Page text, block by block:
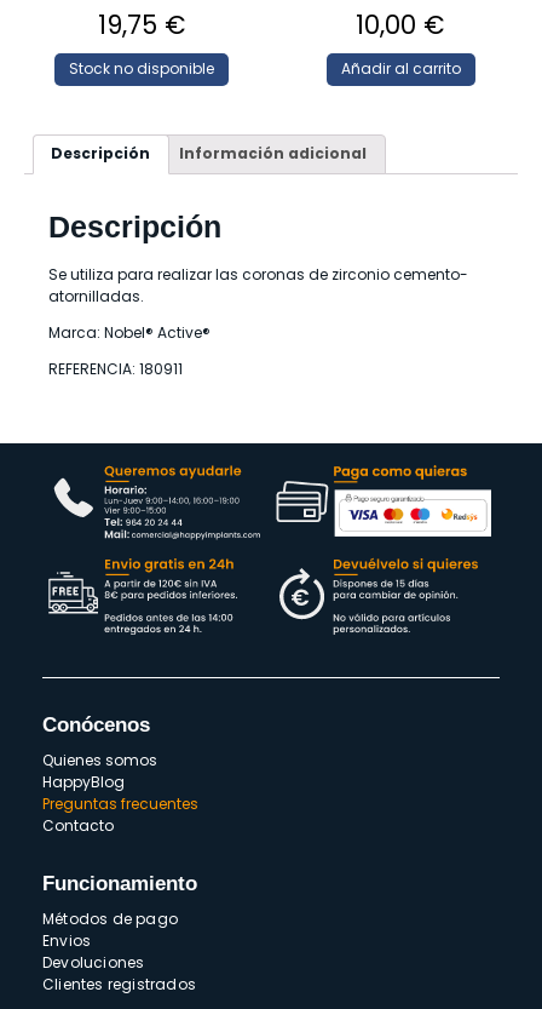
19,75 €
Stock no disponible
10,00 €
Añadir al carrito
Descripción Información adicional
Descripción
Se utiliza para realizar las coronas de zirconio cemento-
atornilladas.
Marca: Nobel® Active®
REFERENCIA: 180911
Conócenos
Quienes somos
HappyBlog
Preguntas frecuentes
Contacto
Funcionamiento
Métodos de pago
Envios
Devoluciones
Clientes registrados